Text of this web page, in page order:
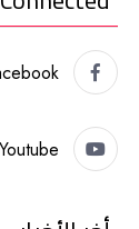
Youtube